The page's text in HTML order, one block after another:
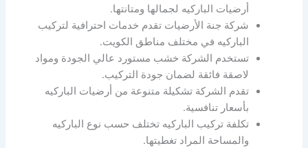
أرضيات الباركيه لجمالها ومتانتها.
شركة جنة الأرضيات تقدم خدمات احترافية لتركيب
الباركيه في مختلف مناطق الكويت.
تستخدم الشركة خشب مستورد عالي الجودة ومواد
لاصقة فائقة لضمان جودة التركيب.
تقدم الشركة تشكيلة متنوعة من أرضيات الباركيه
بأسعار تنافسية.
تكلفة تركيب الباركيه تختلف حسب نوع الباركيه
والمساحة المراد تغطيتها.